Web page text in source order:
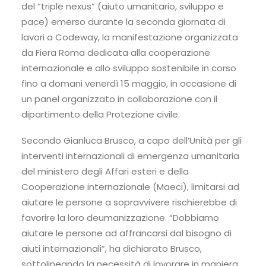
del “triple nexus” (aiuto umanitario, sviluppo e
pace) emerso durante la seconda giornata di
lavori a Codeway, la manifestazione organizzata
da Fiera Roma dedicata alla cooperazione
internazionale e allo sviluppo sostenibile in corso
fino a domani venerdì 15 maggio, in occasione di
un panel organizzato in collaborazione con il
dipartimento della Protezione civile.
Secondo Gianluca Brusco, a capo dell’Unità per gli
interventi internazionali di emergenza umanitaria
del ministero degli Affari esteri e della
Cooperazione internazionale (Maeci), limitarsi ad
aiutare le persone a sopravvivere rischierebbe di
favorire la loro deumanizzazione. “Dobbiamo
aiutare le persone ad affrancarsi dal bisogno di
aiuti internazionali”, ha dichiarato Brusco,